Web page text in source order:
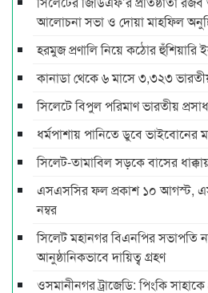
আলোচনা সভা ও দোয়া মাহফিল
হরমুজ প্রণালি নিয়ে কঠোর হুঁশিয়ারি
কানাডা থেকে ৬ মাসে ৩,৩২৩
সিলেটে বিপুল পরিমাণ ভারতীয়
ধর্মপাশায় পানিতে ডুবে ভাইবোনের
সিলেট-তামাবিল সড়কে বাসের
এসএসসির ফল প্রকাশ ১০ আগস্ট,
নম্বর
সিলেট মহানগর বিএনপির সভাপতি
আনুষ্ঠানিকভাবে দায়িত্ব গ্রহণ
ওসমানীনগর ট্রাজেডি: পিংকি